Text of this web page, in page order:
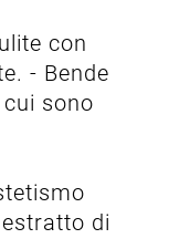
con
- Bende
sono
di